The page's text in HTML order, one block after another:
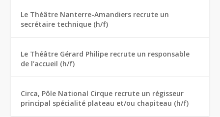
Le Théâtre Nanterre-Amandiers recrute un
secrétaire technique (h/f)
Le Théâtre Gérard Philipe recrute un responsable
de l’accueil (h/f)
Circa, Pôle National Cirque recrute un régisseur
principal spécialité plateau et/ou chapiteau (h/f)